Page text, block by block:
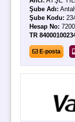
Şube Adı:
Şube Kodu:
Hesap No:
TR
E-posta